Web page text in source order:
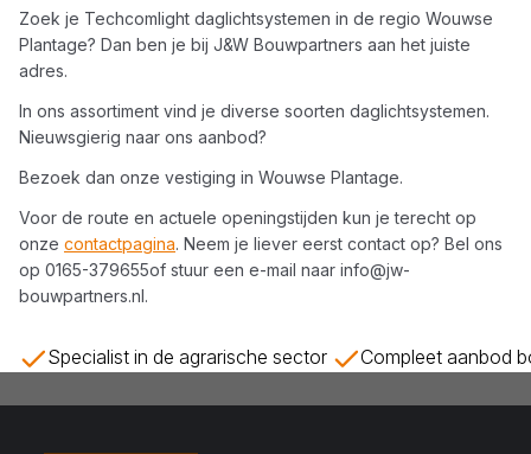
Zoek je Techcomlight daglichtsystemen in de regio Wouwse
Plantage? Dan ben je bij J&W Bouwpartners aan het juiste
adres.
In ons assortiment vind je diverse soorten daglichtsystemen.
Nieuwsgierig naar ons aanbod?
Bezoek dan onze vestiging in Wouwse Plantage.
Voor de route en actuele openingstijden kun je terecht op
onze contactpagina. Neem je liever eerst contact op? Bel ons
op 0165-379655of stuur een e-mail naar info@jw-
bouwpartners.nl.
Specialist in de agrarische sector Compleet aanbod